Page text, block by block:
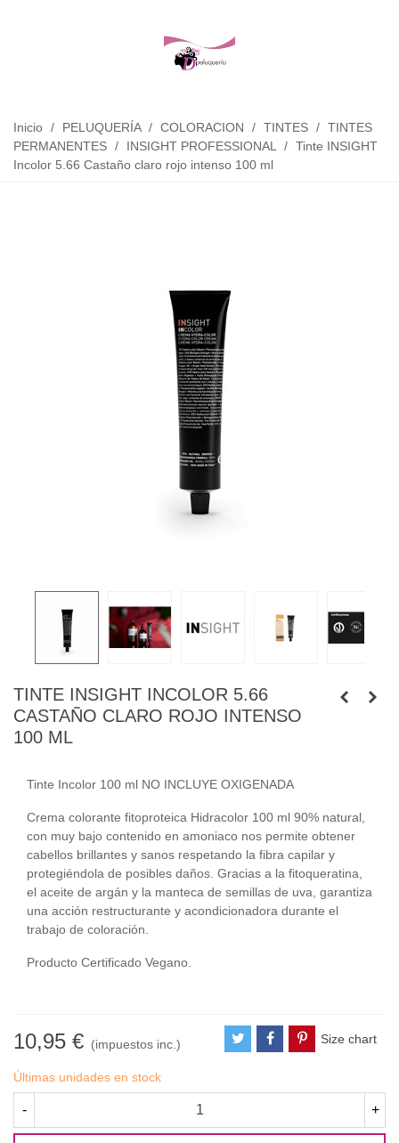
Inicio / PELUQUERÍA / COLORACION / TINTES / TINTES
PERMANENTES / INSIGHT PROFESSIONAL / Tinte INSIGHT
Incolor 5.66 Castaño claro rojo intenso 100 ml
TINTE INSIGHT INCOLOR 5.66
CASTAÑO CLARO ROJO INTENSO
100 ML
Tinte Incolor 100 ml NO INCLUYE OXIGENADA
Crema colorante fitoproteica Hidracolor 100 ml 90% natural,
con muy bajo contenido en amoniaco nos permite obtener
cabellos brillantes y sanos respetando la fibra capilar y
protegiéndola de posibles daños. Gracias a la fitoqueratina,
el aceite de argán y la manteca de semillas de uva, garantiza
una acción restructurante y acondicionadora durante el
trabajo de coloración.
Producto Certificado Vegano.
10,95 € (impuestos inc.) Size chart
Últimas unidades en stock
- +